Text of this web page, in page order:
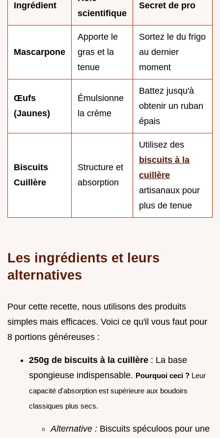
Ingrédient
scientifique
Secret de pro
Mascarpone
Apporte le
gras et la
tenue
Sortez le du frigo
au dernier
moment
Œufs
(Jaunes)
Émulsionne
la crème
Battez jusqu'à
obtenir un ruban
épais
Biscuits
Cuillère
Structure et
absorption
Utilisez des
biscuits à la
cuillère
artisanaux pour
plus de tenue
Les ingrédients et leurs
alternatives
Pour cette recette, nous utilisons des produits
simples mais efficaces. Voici ce qu'il vous faut pour
8 portions généreuses :
250g de biscuits à la cuillère : La base
spongieuse indispensable. Pourquoi ceci ? Leur
capacité d'absorption est supérieure aux boudoirs
classiques plus secs.
Alternative : Biscuits spéculoos pour une